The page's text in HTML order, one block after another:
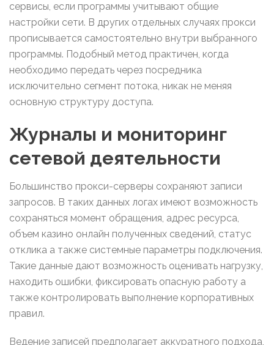
сервисы, если программы учитывают общие
настройки сети. В других отдельных случаях прокси
прописывается самостоятельно внутри выбранного
программы. Подобный метод практичен, когда
необходимо передать через посредника
исключительно сегмент потока, никак не меняя
основную структуру доступа.
Журналы и мониторинг
сетевой деятельности
Большинство прокси-серверы сохраняют записи
запросов. В таких данных логах имеют возможность
сохраняться момент обращения, адрес ресурса,
объем казино онлайн полученных сведений, статус
отклика а также системные параметры подключения.
Такие данные дают возможность оценивать нагрузку,
находить ошибки, фиксировать опасную работу а
также контролировать выполнение корпоративных
правил.
Ведение записей предполагает аккуратного подхода,